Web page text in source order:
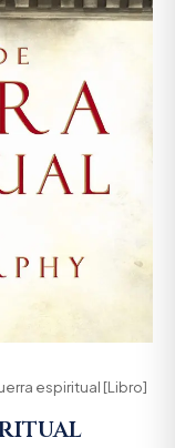
espiritual [Libro]